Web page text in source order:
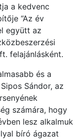
a kedvenc
“Az év
együtt az
felajánlásként.
és a
Sándor, az
számára, hogy
lesz alkalmuk
bíró ágazat